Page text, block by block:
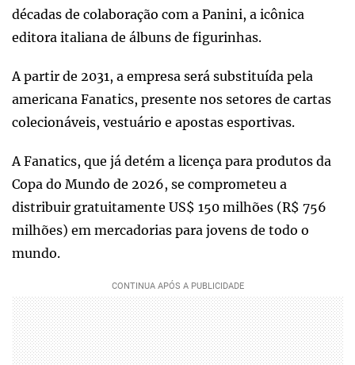
décadas de colaboração com a Panini, a icônica
editora italiana de álbuns de figurinhas.
A partir de 2031, a empresa será substituída pela
americana Fanatics, presente nos setores de cartas
colecionáveis, vestuário e apostas esportivas.
A Fanatics, que já detém a licença para produtos da
Copa do Mundo de 2026, se comprometeu a
distribuir gratuitamente US$ 150 milhões (R$ 756
milhões) em mercadorias para jovens de todo o
mundo.